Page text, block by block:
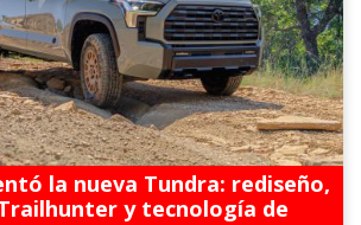
la nueva Tundra: rediseño,
y tecnología de